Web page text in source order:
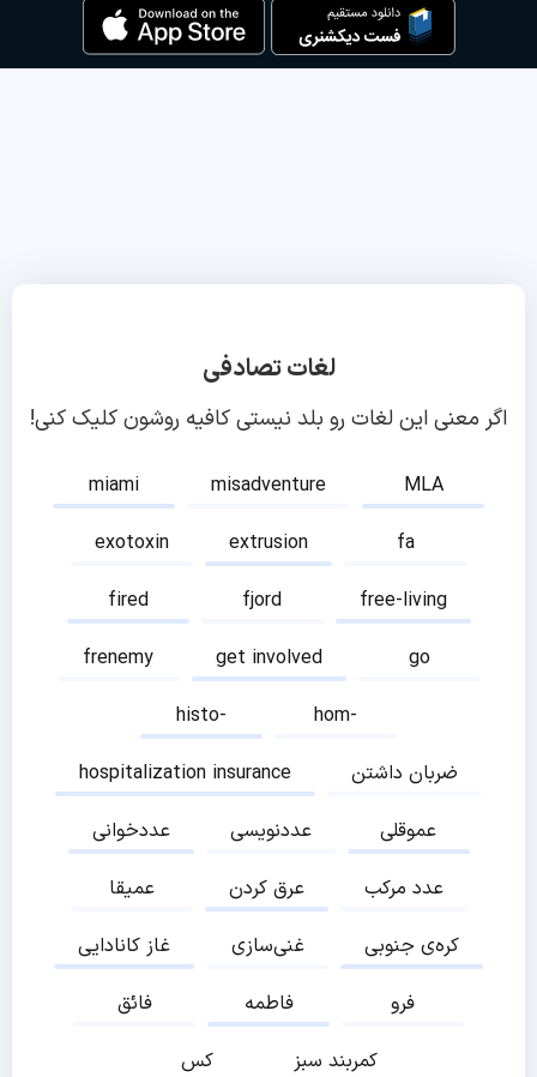
لغات تصادفی
اگر معنی این لغات رو بلد نیستی کافیه روشون کلیک کنی!
miami misadventure
MLA
exotoxin
extrusion
fa
fired
fjord
free-living
frenemy
get involved
go
histo-
hom-
hospitalization insurance
ضربان داشتن
عددخوانی
عددنویسی
عموقلی
عمیقا
عرق کردن
عدد مرکب
غاز کانادایی
غنی‌سازی
کره‌ی جنوبی
فائق
فاطمه
فرو
کس
کمربند سبز